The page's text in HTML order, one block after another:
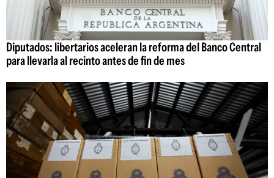
Diputados: libertarios aceleran la reforma del Banco Central
para llevarla al recinto antes de fin de mes